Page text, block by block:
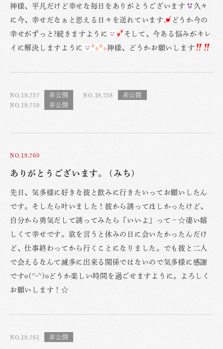
神様、平凡だけど幸せな毎日をありがとうございます
久々
に今、幸せだなぁと思える日々を送れています
どうか今の
幸せがずっと?続きますように
そして、今ある悩みがキレ
イに解決しますように
神様、どうかお願いします
NO.19,757
NO.19,758
NO.19,759
NO.19,760
ありがとうございます。 (みち)
先日、気多様に好きな彼と飲みに行きたいってお願いしたん
です。そしたら叶いました！彼から誘ってほしかったけど、
自分から勇気だして誘ってみたら『いいよ』って−☆凄い嬉
しくて幸せです。欲を言うと休みの日に会いたかったんだけ
ど、仕事終わってから行くことになりました。でも彼と二人
で会えるなんて滅多に出来る関係ではないので気多様に感謝
ですo(^-^)oどうか楽しい時間を過ごせますように。よろしく
お願いします！☆
NO.19,761